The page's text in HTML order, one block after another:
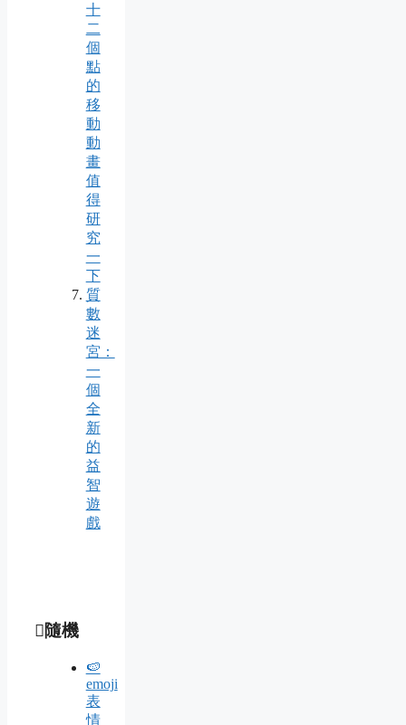
十
二
個
點
的
移
動
動
畫
值
得
研
究
一
下
質
數
迷
宮：
一
個
全
新
的
益
智
遊
戲
隨機
🍉
emoji
表
情